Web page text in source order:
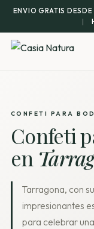
ENVIO GRATIS
|
CONFETI PARA
Confeti
en
Tarragona, con
impresionantes
para celebrar